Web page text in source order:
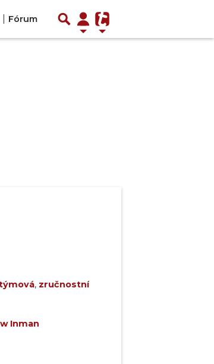
Fórum
, zručnostní
Inman